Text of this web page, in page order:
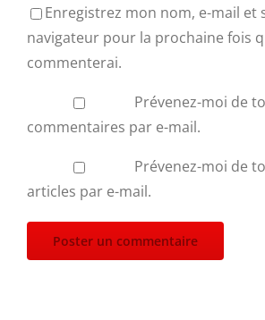
Enregistrez mon nom, e-mail et
navigateur pour la prochaine fois
commenterai.
Prévenez-moi de
commentaires par e-mail.
Prévenez-moi de
articles par e-mail.